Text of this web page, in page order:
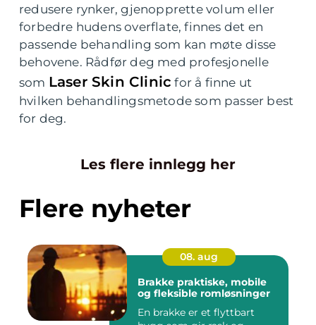
redusere rynker, gjenopprette volum eller
forbedre hudens overflate, finnes det en
passende behandling som kan møte disse
behovene. Rådfør deg med profesjonelle
som Laser Skin Clinic for å finne ut
hvilken behandlingsmetode som passer best
for deg.
Les flere innlegg her
Flere nyheter
08. aug
Brakke praktiske, mobile
og fleksible romløsninger
En brakke er et flyttbart